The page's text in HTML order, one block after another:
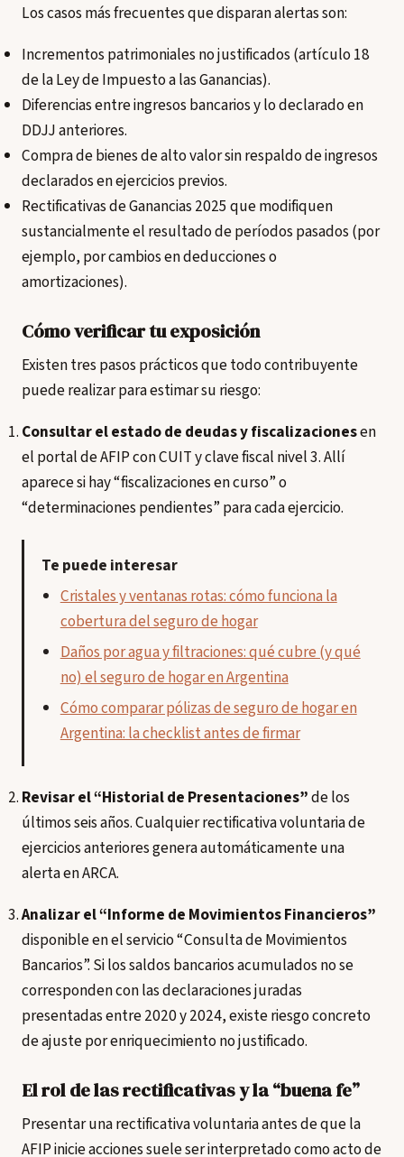
Los casos más frecuentes que disparan alertas son:
Incrementos patrimoniales no justificados (artículo 18
de la Ley de Impuesto a las Ganancias).
Diferencias entre ingresos bancarios y lo declarado en
DDJJ anteriores.
Compra de bienes de alto valor sin respaldo de ingresos
declarados en ejercicios previos.
Rectificativas de Ganancias 2025 que modifiquen
sustancialmente el resultado de períodos pasados (por
ejemplo, por cambios en deducciones o
amortizaciones).
Cómo verificar tu exposición
Existen tres pasos prácticos que todo contribuyente
puede realizar para estimar su riesgo:
Consultar el estado de deudas y fiscalizacionesen
el portal de AFIP con CUIT y clave fiscal nivel 3. Allí
aparece si hay “fiscalizaciones en curso” o
“determinaciones pendientes” para cada ejercicio.
Te puede interesar
Cristales y ventanas rotas: cómo funciona la
cobertura del seguro de hogar
Daños por agua y filtraciones: qué cubre (y qué
no) el seguro de hogar en Argentina
Cómo comparar pólizas de seguro de hogar en
Argentina: la checklist antes de firmar
Revisar el “Historial de Presentaciones”de los
últimos seis años. Cualquier rectificativa voluntaria de
ejercicios anteriores genera automáticamente una
alerta en ARCA.
Analizar el “Informe de Movimientos Financieros”
disponible en el servicio “Consulta de Movimientos
Bancarios”. Si los saldos bancarios acumulados no se
corresponden con las declaraciones juradas
presentadas entre 2020 y 2024, existe riesgo concreto
de ajuste por enriquecimiento no justificado.
El rol de las rectificativas y la “buena fe”
Presentar una rectificativa voluntaria antes de que la
AFIP inicie acciones suele ser interpretado como acto de